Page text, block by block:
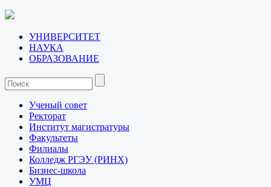
УНИВЕРСИТЕТ
НАУКА
ОБРАЗОВАНИЕ
Ученый совет
Ректорат
Институт магистратуры
Факультеты
Филиалы
Колледж РГЭУ (РИНХ)
Бизнес-школа
УМЦ